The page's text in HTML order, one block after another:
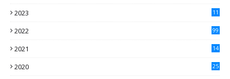
2023
11
2022 99
2021
14
2020
25